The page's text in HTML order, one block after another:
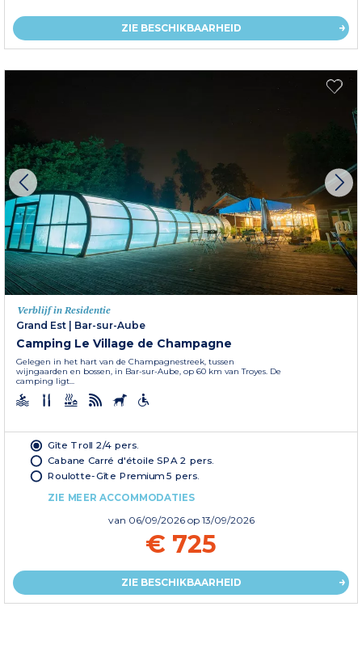
ZIE BESCHIKBAARHEID
Verblijf in Residentie
Grand Est | Bar-sur-Aube
Camping Le Village de Champagne
Gelegen in het hart van de Champagnestreek, tussen
wijngaarden en bossen, in Bar-sur-Aube, op 60 km van Troyes. De
camping ligt...
Gîte Troll 2/4 pers.
Cabane Carré d'étoile SPA 2 pers.
Roulotte-Gîte Premium 5 pers.
ZIE MEER ACCOMMODATIES
van 06/09/2026 op 13/09/2026
€ 725
ZIE BESCHIKBAARHEID